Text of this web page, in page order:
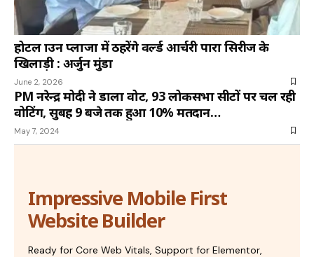
होटल क्राउन प्लाजा में ठहरेंगे वर्ल्ड आर्चरी पारा सिरीज के
खिलाड़ी : अर्जुन मुंडा
June 2, 2026
PM नरेन्द्र मोदी ने डाला वोट, 93 लोकसभा सीटों पर चल रही
वोटिंग, सुबह 9 बजे तक हुआ 10% मतदान…
May 7, 2024
Impressive Mobile First
Website Builder
Ready for Core Web Vitals, Support for Elementor,